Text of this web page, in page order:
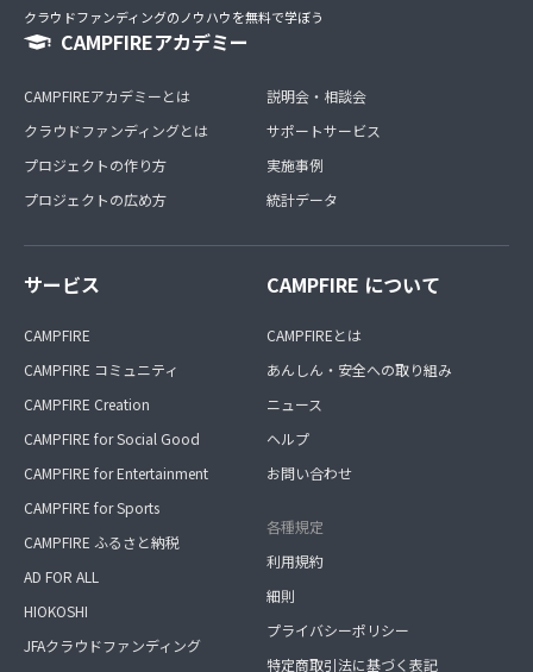
クラウドファンディングのノウハウを無料で学ぼう
CAMPFIREアカデミー
CAMPFIREアカデミーとは
クラウドファンディングとは
プロジェクトの作り方
プロジェクトの広め方
説明会・相談会
サポートサービス
実施事例
統計データ
サービス
CAMPFIRE
CAMPFIRE コミュニティ
CAMPFIRE Creation
CAMPFIRE for Social Good
CAMPFIRE for Entertainment
CAMPFIRE for Sports
CAMPFIRE ふるさと納税
AD FOR ALL
HIOKOSHI
JFAクラウドファンディング
CAMPFIRE について
CAMPFIREとは
あんしん・安全への取り組み
ニュース
ヘルプ
お問い合わせ
各種規定
利用規約
細則
プライバシーポリシー
特定商取引法に基づく表記